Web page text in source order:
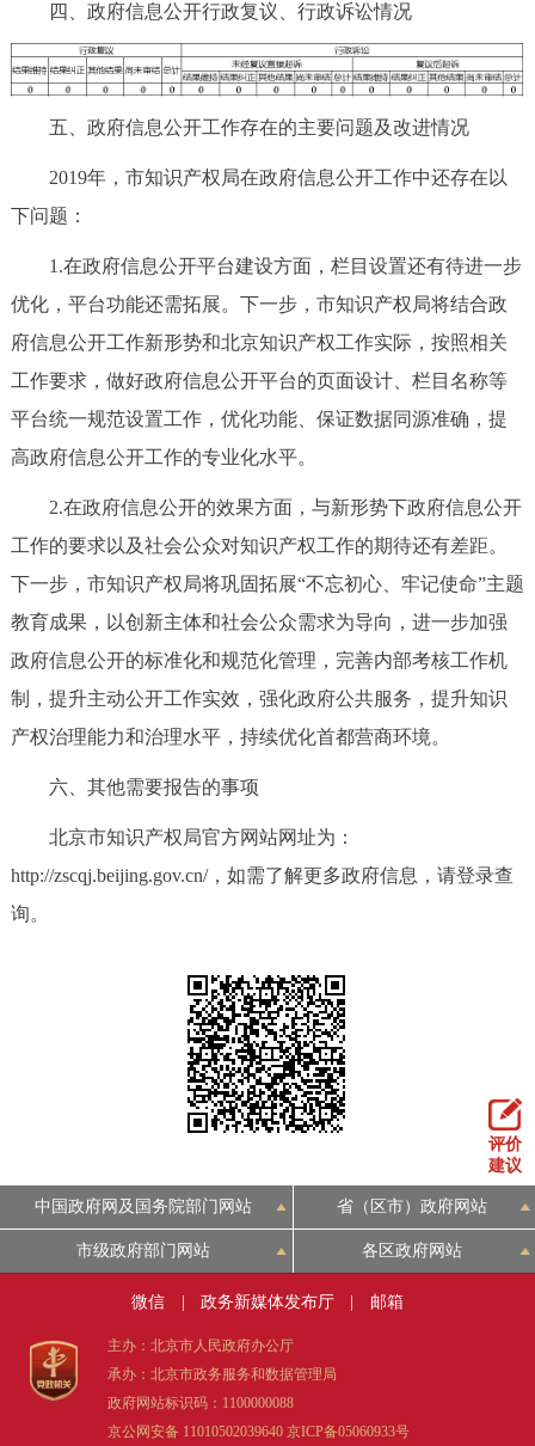
四、政府信息公开行政复议、行政诉讼情况
五、政府信息公开工作存在的主要问题及改进情况
2019年，市知识产权局在政府信息公开工作中还存在以
下问题：
1.在政府信息公开平台建设方面，栏目设置还有待进一步
优化，平台功能还需拓展。下一步，市知识产权局将结合政
府信息公开工作新形势和北京知识产权工作实际，按照相关
工作要求，做好政府信息公开平台的页面设计、栏目名称等
平台统一规范设置工作，优化功能、保证数据同源准确，提
高政府信息公开工作的专业化水平。
2.在政府信息公开的效果方面，与新形势下政府信息公开
工作的要求以及社会公众对知识产权工作的期待还有差距。
下一步，市知识产权局将巩固拓展“不忘初心、牢记使命”主题
教育成果，以创新主体和社会公众需求为导向，进一步加强
政府信息公开的标准化和规范化管理，完善内部考核工作机
制，提升主动公开工作实效，强化政府公共服务，提升知识
产权治理能力和治理水平，持续优化首都营商环境。
六、其他需要报告的事项
北京市知识产权局官方网站网址为：
http://zscqj.beijing.gov.cn/，如需了解更多政府信息，请登录查
询。
评价
建议
中国政府网及国务院部门网站 省（区市）政府网站
市级政府部门网站 各区政府网站
微信 政务新媒体发布厅 邮箱
主办：北京市人民政府办公厅
承办：北京市政务服务和数据管理局
政府网站标识码：1100000088
京公网安备 11010502039640 京ICP备05060933号